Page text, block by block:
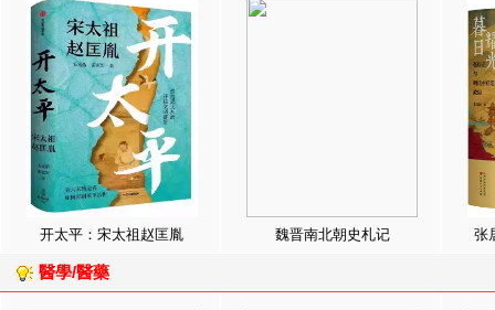
开太平：宋太祖赵匡胤 魏晋南北朝史札记 张
醫學/醫藥